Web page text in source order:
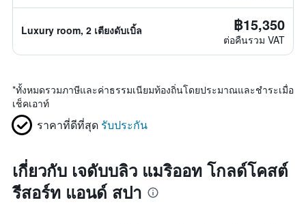
Luxury room, 2 เตียงดับเบิ้ล ฿15,350
ต่อคืนรวม VAT
*ทั้งหมดรวมภาษีและค่าธรรมเนียมท้องถิ่นโดยประมาณและชำระเมื่อ
เช็คเอาท์
ราคาที่ดีที่สุด รับประกัน
เกี่ยวกับ เจดับบลิว แมริออท โกลด์โคสต์
รีสอร์ท แอนด์ สปา